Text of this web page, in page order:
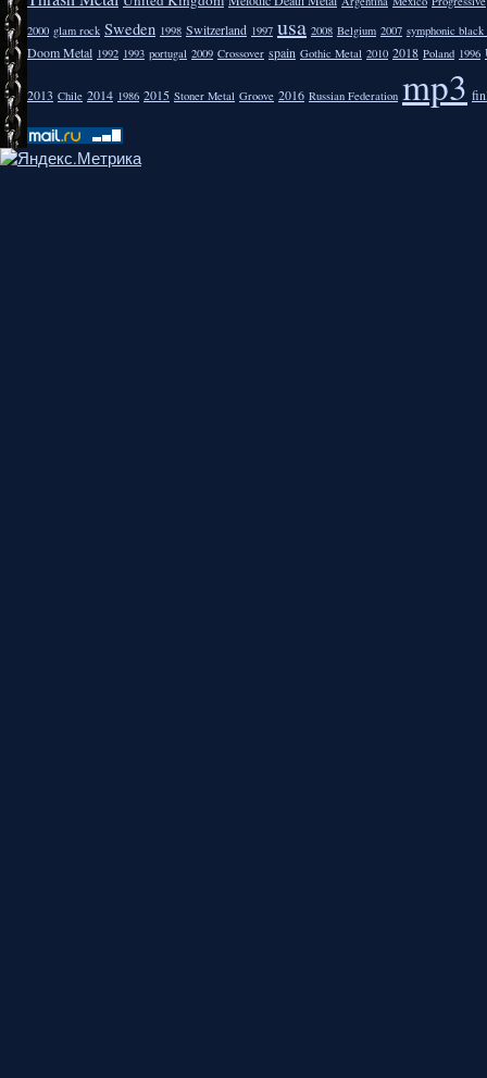
2000 glam rock Sweden 1998 Switzerland 1997 usa 2008 Belgium 2007 symphonic
Doom Metal 1992 1993 portugal 2009 Crossover spain Gothic Metal 2010 2018 Poland 1996
2013 Chile 2014 1986 2015 Stoner Metal Groove 2016 Russian Federation mp3